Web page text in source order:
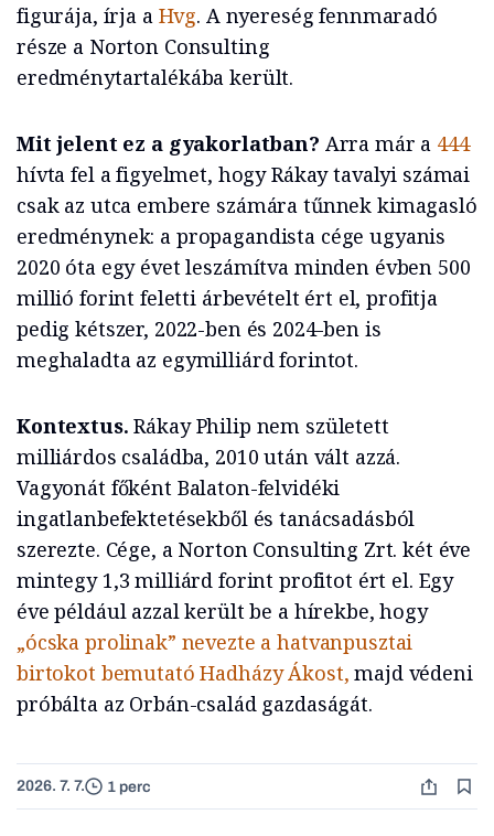
figurája, írja a Hvg. A nyereség fennmaradó
része a Norton Consulting
eredménytartalékába került.
Mit jelent ez a gyakorlatban? Arra már a 444
hívta fel a figyelmet, hogy Rákay tavalyi számai
csak az utca embere számára tűnnek kimagasló
eredménynek: a propagandista cége ugyanis
2020 óta egy évet leszámítva minden évben 500
millió forint feletti árbevételt ért el, profitja
pedig kétszer, 2022-ben és 2024-ben is
meghaladta az egymilliárd forintot.
Kontextus.Rákay Philip nem született
milliárdos családba, 2010 után vált azzá.
Vagyonát főként Balaton-felvidéki
ingatlanbefektetésekből és tanácsadásból
szerezte. Cége, a Norton Consulting Zrt. két éve
mintegy 1,3 milliárd forint profitot ért el. Egy
éve például azzal került be a hírekbe, hogy
„ócska prolinak” nevezte a hatvanpusztai
birtokot bemutató Hadházy Ákost,majd védeni
próbálta az Orbán-család gazdaságát.
2026. 7. 7. 1 perc